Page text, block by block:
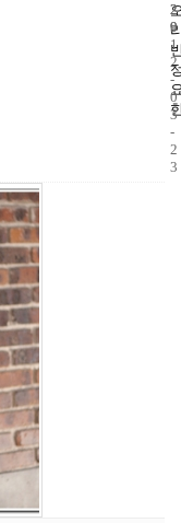
2
9
2
0
1
2
-
0
3
-
2
3